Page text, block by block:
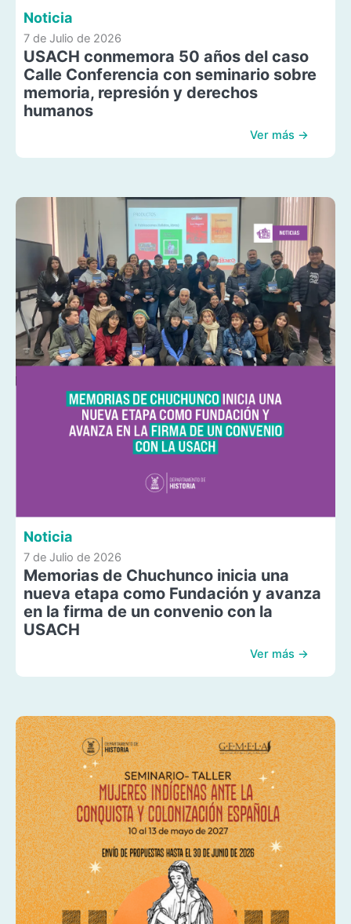
Noticia
7 de Julio de 2026
USACH conmemora 50 años del caso
Calle Conferencia con seminario sobre
memoria, represión y derechos
humanos
Ver más →
Noticia
7 de Julio de 2026
Memorias de Chuchunco inicia una
nueva etapa como Fundación y avanza
en la firma de un convenio con la
USACH
Ver más →